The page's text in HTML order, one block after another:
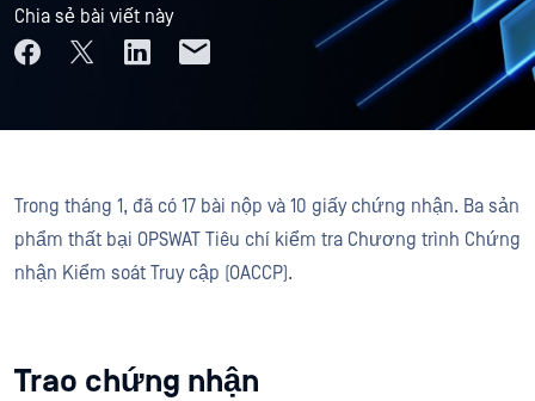
Chia sẻ bài viết này
Trong tháng 1, đã có 17 bài nộp và 10 giấy chứng nhận. Ba sản
phẩm thất bại OPSWAT Tiêu chí kiểm tra Chương trình Chứng
nhận Kiểm soát Truy cập (OACCP).
Trao chứng nhận